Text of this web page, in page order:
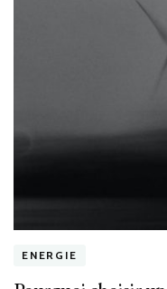
ENERGIE